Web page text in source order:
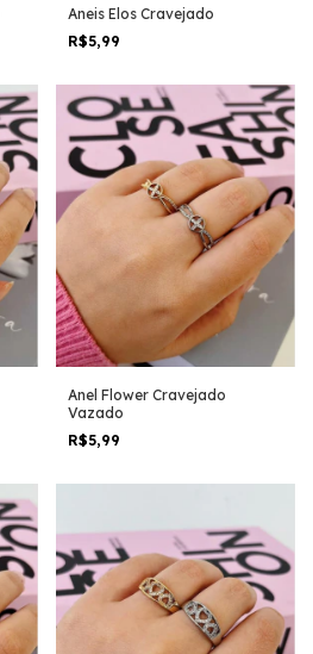
Aneis Elos Cravejado
R$5,99
Anel Flower Cravejado
Vazado
R$5,99